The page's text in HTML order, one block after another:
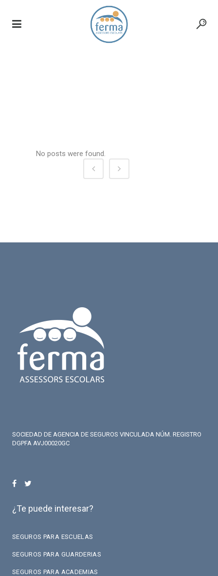
No posts were found.
SOCIEDAD DE AGENCIA DE SEGUROS VINCULADA NÚM. REGISTRO
DGPFA AVJ00020GC
¿Te puede interesar?
SEGUROS PARA ESCUELAS
SEGUROS PARA GUARDERIAS
SEGUROS PARA ACADEMIAS